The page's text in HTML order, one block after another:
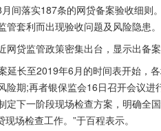
间落实187条的网贷备案验收细则
套利而出现验收问题及风险隐患。
贷监管政策密集出台，显示出备案
延长至2019年6月的时间表开始，
险期;再者银保监会16日召开会议
下一阶段现场检查方案，明确全
场检查工作。”于百程表示。